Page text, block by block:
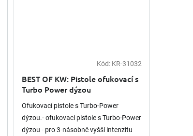
Kód: KR-31032
BEST OF KW: Pistole ofukovací s
Turbo Power dýzou
Ofukovací pistole s Turbo-Power
dýzou.- ofukovací pistole s Turbo-Power
dýzou - pro 3-násobně vyšší intenzitu